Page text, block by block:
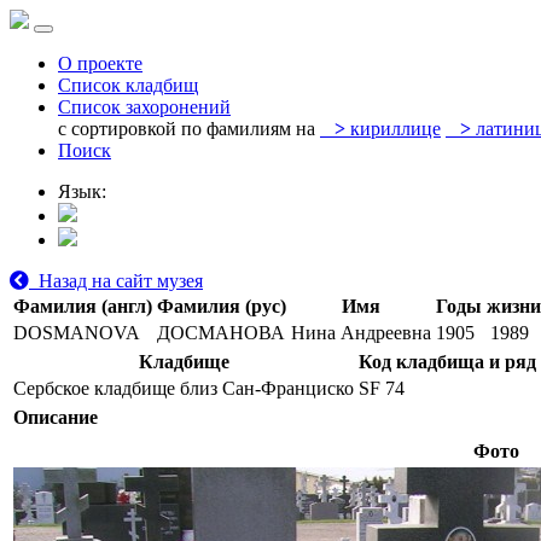
О проекте
Список кладбищ
Список захоронений
с сортировкой по фамилиям на
> кириллице >
Поиск
Язык:
Назад на сайт музея
Фамилия (англ) Фамилия (рус) Имя
Годы жизни
DOSMANOVA
ДОСМАНОВА Нина Андреевна 1905
1989
Кладбище
Код кладбища и ряд
Сербское кладбище близ Сан-Франциско SF 74
Описание
Фото